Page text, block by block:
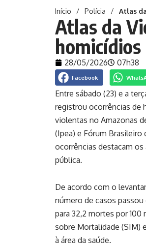
Início / Polícia / Atlas
Atlas da
28/05/2026 07h38
Facebook
Entre sábado (23) e a
registrou ocorrências de
violentas no Amazonas
(Ipea) e Fórum Brasileiro
ocorrências destacam os
pública.
De acordo com o
número de casos passou
para 32,2 mortes por
sobre Mortalidade (SIM)
à área da saúde.